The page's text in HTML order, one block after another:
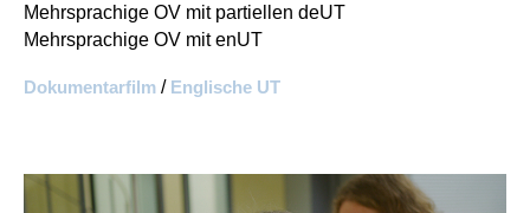
Mehrsprachige OV mit partiellen deUT
Mehrsprachige OV mit enUT
Dokumentarfilm / Englische UT